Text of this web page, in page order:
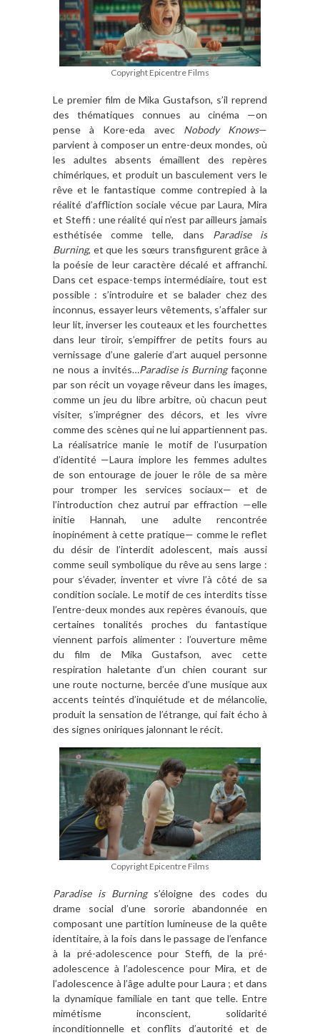
Copyright Epicentre Films
Le premier film de Mika Gustafson, s’il reprend
des thématiques connues au cinéma —on
pense à Kore-eda avec Nobody Knows—
parvient à composer un entre-deux mondes, où
les adultes absents émaillent des repères
chimériques, et produit un basculement vers le
rêve et le fantastique comme contrepied à la
réalité d’affliction sociale vécue par Laura, Mira
et Steffi : une réalité qui n’est par ailleurs jamais
esthétisée comme telle, dans Paradise is
Burning, et que les sœurs transfigurent grâce à
la poésie de leur caractère décalé et affranchi.
Dans cet espace-temps intermédiaire, tout est
possible : s’introduire et se balader chez des
inconnus, essayer leurs vêtements, s’affaler sur
leur lit, inverser les couteaux et les fourchettes
dans leur tiroir, s’empiffrer de petits fours au
vernissage d’une galerie d’art auquel personne
ne nous a invités…Paradise is Burningfaçonne
par son récit un voyage rêveur dans les images,
comme un jeu du libre arbitre, où chacun peut
visiter, s’imprégner des décors, et les vivre
comme des scènes qui ne lui appartiennent pas.
La réalisatrice manie le motif de l’usurpation
d’identité —Laura implore les femmes adultes
de son entourage de jouer le rôle de sa mère
pour tromper les services sociaux— et de
l’introduction chez autrui par effraction —elle
initie Hannah, une adulte rencontrée
inopinément à cette pratique— comme le reflet
du désir de l’interdit adolescent, mais aussi
comme seuil symbolique du rêve au sens large :
pour s’évader, inventer et vivre l’à côté de sa
condition sociale. Le motif de ces interdits tisse
l’entre-deux mondes aux repères évanouis, que
certaines tonalités proches du fantastique
viennent parfois alimenter : l’ouverture même
du film de Mika Gustafson, avec cette
respiration haletante d’un chien courant sur
une route nocturne, bercée d’une musique aux
accents teintés d’inquiétude et de mélancolie,
produit la sensation de l’étrange, qui fait écho à
des signes oniriques jalonnant le récit.
Copyright Epicentre Films
Paradise is Burnings’éloigne des codes du
drame social d’une sororie abandonnée en
composant une partition lumineuse de la quête
identitaire, à la fois dans le passage de l’enfance
à la pré-adolescence pour Steffi, de la pré-
adolescence à l’adolescence pour Mira, et de
l’adolescence à l’âge adulte pour Laura ; et dans
la dynamique familiale en tant que telle. Entre
mimétisme inconscient, solidarité
inconditionnelle et conflits d’autorité et de